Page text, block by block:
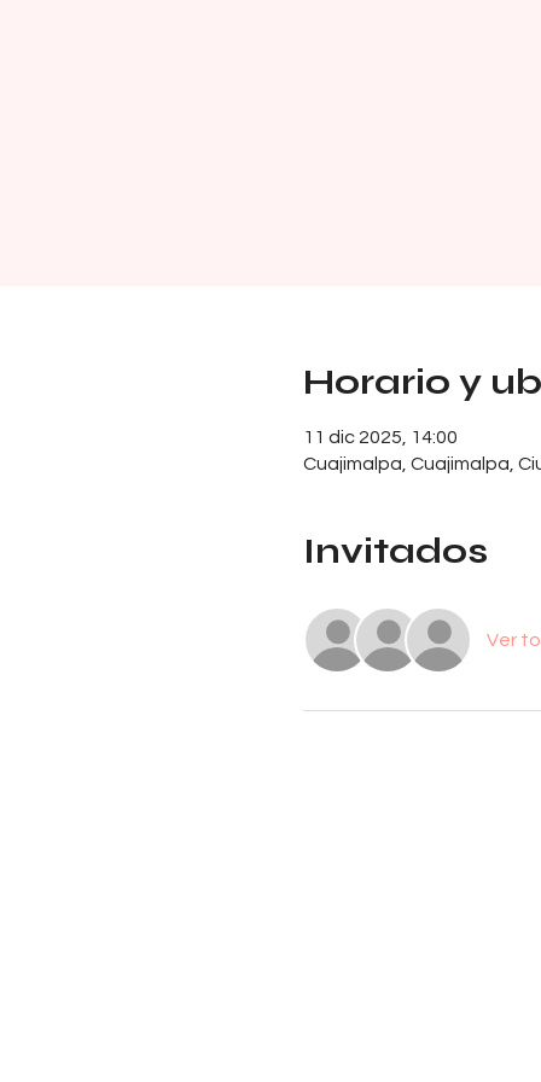
Horario y
11 dic 2025, 14:00
Cuajimalpa, Cuajimalpa,
Invitados
Ver